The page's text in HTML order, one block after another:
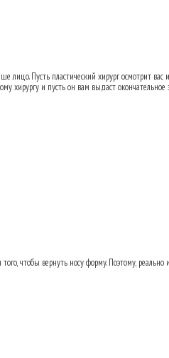
Пусть пластический хирург осмотрит
хирургу и пусть он вам выдаст окончательное
чтобы вернуть носу форму. Поэтому,